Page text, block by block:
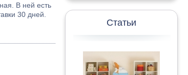
Статьи
В ней есть
30 дней.